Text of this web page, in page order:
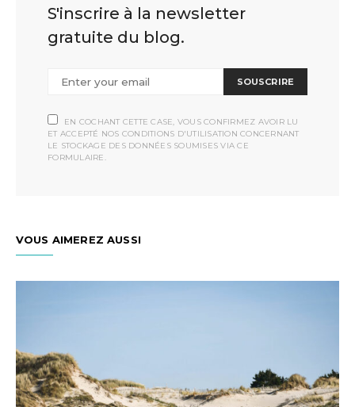
S'inscrire à la newsletter
gratuite du blog.
SOUSCRIRE
EN COCHANT CETTE CASE, VOUS CONFIRMEZ AVOIR LU
ET ACCEPTÉ NOS CONDITIONS D'UTILISATION CONCERNANT
LE STOCKAGE DES DONNÉES SOUMISES VIA CE
FORMULAIRE.
VOUS AIMEREZ AUSSI